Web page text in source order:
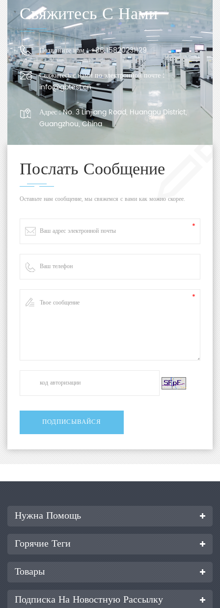
Свяжитесь С Нами
Позвоните нам :+86 15820231129
Свяжитесь с нами по электронной почте :
info@gbtest.cn
Адрес :No. 3 Linjiang Road, Huangpu District,
Guangzhou, China
Послать Сообщение
Оставьте нам сообщение, мы свяжемся с вами как можно скорее.
Нужна Помощь
Горячие Теги
Товары
Подписка На Новостную Рассылку